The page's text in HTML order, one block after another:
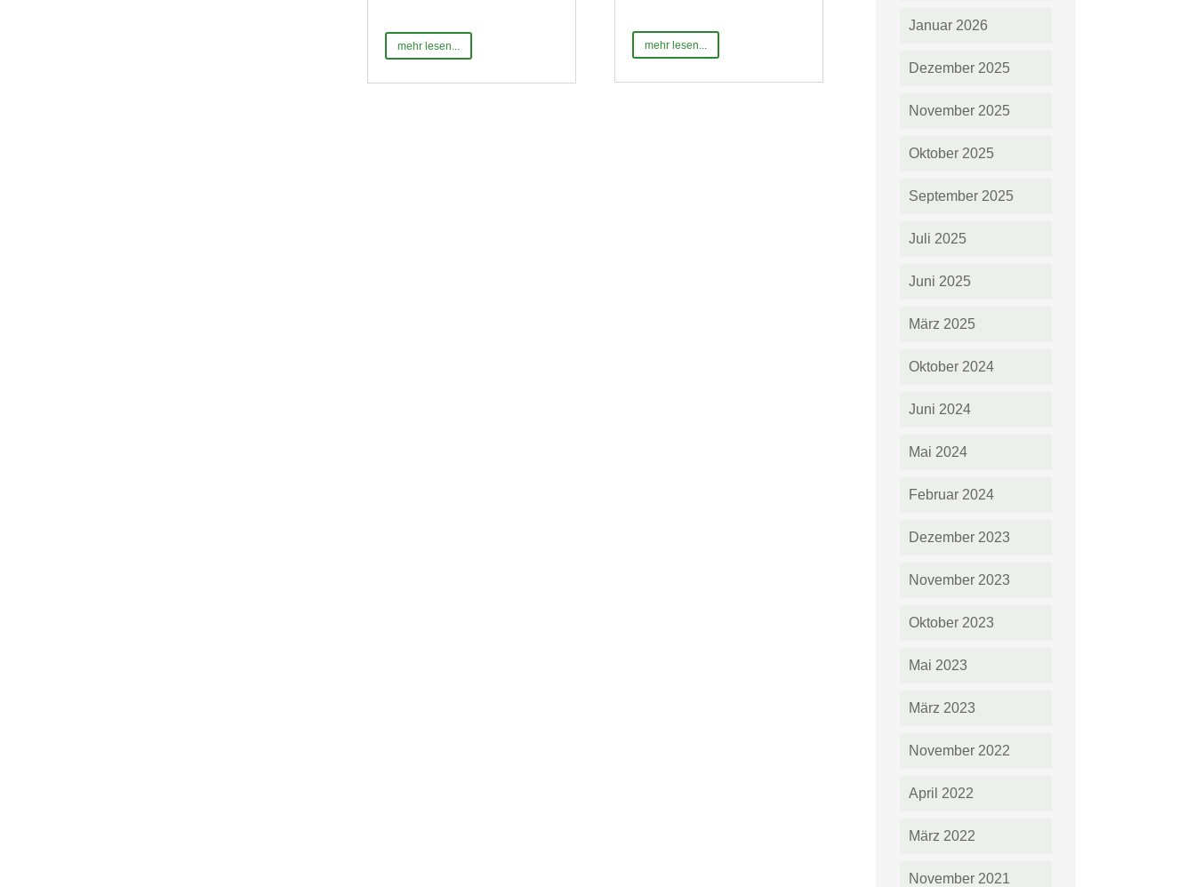
mehr lesen... mehr lesen...
Januar 2026
Dezember 2025
November 2025
Oktober 2025
September 2025
Juli 2025
Juni 2025
März 2025
Oktober 2024
Juni 2024
Mai 2024
Februar 2024
Dezember 2023
November 2023
Oktober 2023
Mai 2023
März 2023
November 2022
April 2022
März 2022
November 2021